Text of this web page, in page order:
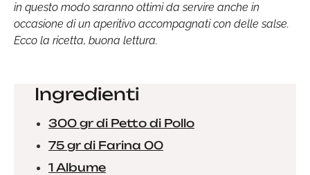
in questo modo saranno ottimi da servire anche in
occasione di un aperitivo accompagnati con delle salse.
Ecco la ricetta, buona lettura.
Ingredienti
300 gr di Petto di Pollo
75 gr di Farina 00
1 Albume